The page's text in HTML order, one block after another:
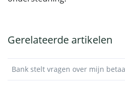
Gerelateerde artikelen
Bank stelt vragen over mijn